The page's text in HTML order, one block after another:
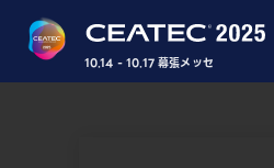
10.14 - 10.17 幕張メッセ